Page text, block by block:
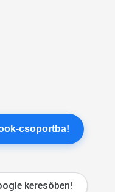
csoportba!
keresőben!